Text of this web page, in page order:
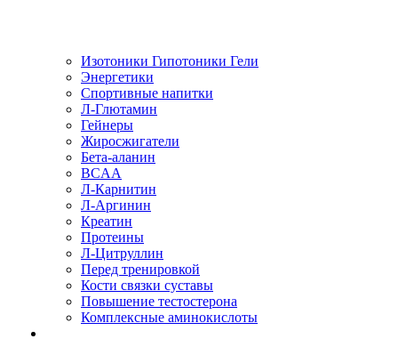
Изотоники Гипотоники Гели
Энергетики
Спортивные напитки
Л-Глютамин
Гейнеры
Жиросжигатели
Бета-аланин
BCAA
Л-Карнитин
Л-Аргинин
Креатин
Протеины
Л-Цитруллин
Перед тренировкой
Кости связки суставы
Повышение тестостерона
Комплексные аминокислоты